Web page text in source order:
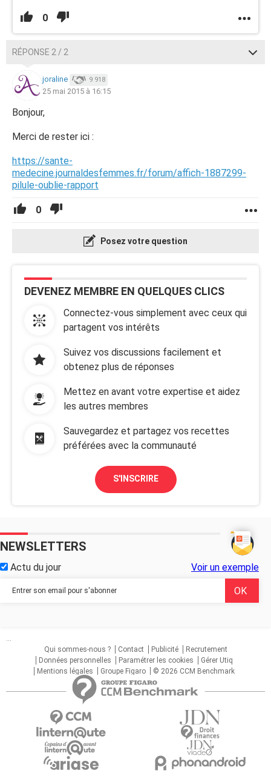
0
RÉPONSE 2 / 2
joraline 9 918
25 mai 2015 à 16:15
Bonjour,
Merci de rester ici :
https://sante-
medecine.journaldesfemmes.fr/forum/affich-1887299-
pilule-oublie-rapport
0
Posez votre question
DEVENEZ MEMBRE EN QUELQUES CLICS
Connectez-vous simplement avec ceux qui
partagent vos intérêts
Suivez vos discussions facilement et
obtenez plus de réponses
Mettez en avant votre expertise et aidez
les autres membres
Sauvegardez et partagez vos recettes
préférées avec la communauté
S'INSCRIRE
NEWSLETTERS
Actu du jour Voir un exemple
...
Qui sommes-nous ?
Contact Publicité
Recrutement
Données personnelles
Paramétrer les cookies
Gérer Utiq
Mentions légales
Groupe Figaro © 2026 CCM Benchmark